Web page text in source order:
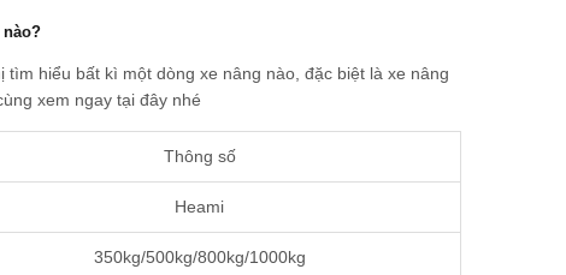
nào?
hiểu bất kì một dòng xe nâng nào, đặc biệt là xe nâng
xem ngay tại đây nhé
Thông số
Heami
350kg/500kg/800kg/1000kg